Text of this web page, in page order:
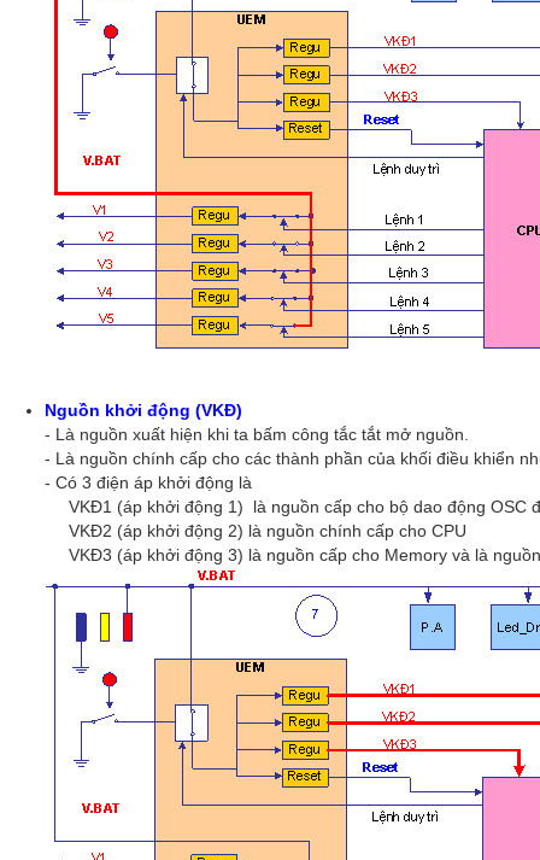
Nguồn khởi động (VKĐ)
- Là nguồn xuất hiện khi ta bấm công tắc tắt mở nguồn.
- Là nguồn chính cấp cho các thành phần của khối điều khiển
- Có 3 điện áp khởi động là
VKĐ1 (áp khởi động 1) là nguồn cấp cho bộ dao động OSC
VKĐ2 (áp khởi động 2) là nguồn chính cấp cho CPU
VKĐ3 (áp khởi động 3) là nguồn cấp cho Memory và là